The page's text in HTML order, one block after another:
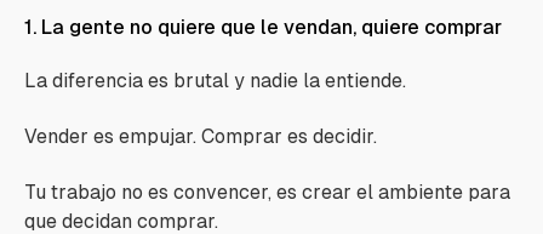
1. La gente no quiere que le vendan, quiere comprar
La diferencia es brutal y nadie la entiende.
Vender es empujar. Comprar es decidir.
Tu trabajo no es convencer, es crear el ambiente para
que decidan comprar.